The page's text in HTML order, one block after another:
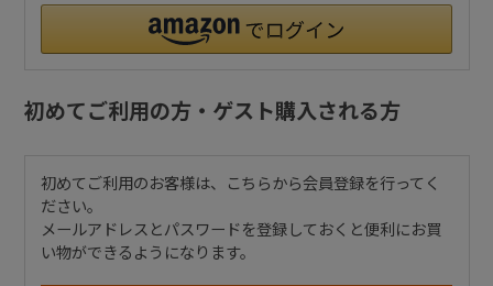
初めてご利用の方・ゲスト購入される方
初めてご利用のお客様は、こちらから会員登録を行ってく
ださい。
メールアドレスとパスワードを登録しておくと便利にお買
い物ができるようになります。